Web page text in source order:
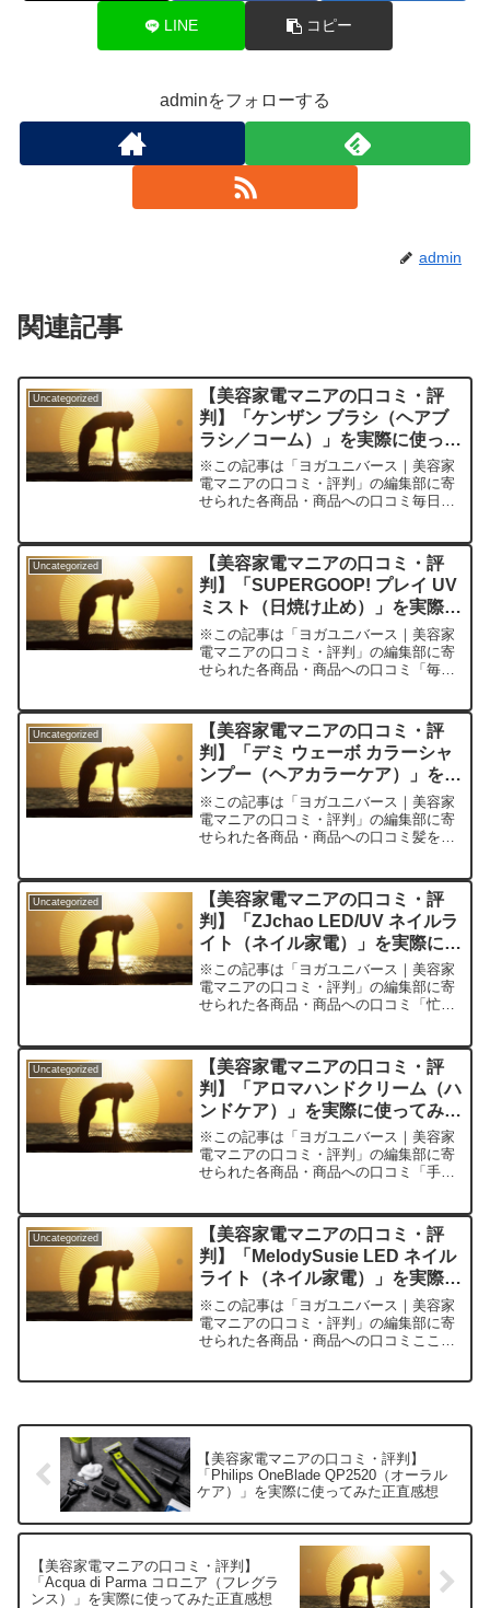
LINE コピー
adminをフォローする
admin
関連記事
Uncategorized
【美容家電マニアの口コミ・評
判】「ケンザン ブラシ（ヘアブ
ラシ／コーム）」を実際に使って
みた正直感想
※この記事は「ヨガユニバース｜美容家
電マニアの口コミ・評判」の編集部に寄
せられた各商品・商品への口コミ毎日の
ん。「美容に気をつかっているのに、何
をしても髪がパサつく」「...
Uncategorized
【美容家電マニアの口コミ・評
判】「SUPERGOOP! プレイ UV
ミスト（日焼け止め）」を実際に
使ってみた正直感想
※この記事は「ヨガユニバース｜美容家
電マニアの口コミ・評判」の編集部に寄
せられた各商品・商品への口コミ「毎日
お手軽日焼け止めミストの新基準日焼け
止めといえば、ベタつき...
Uncategorized
【美容家電マニアの口コミ・評
判】「デミ ウェーボ カラーシャ
ンプー（ヘアカラーケア）」を実
際に使ってみた正直感想
※この記事は「ヨガユニバース｜美容家
電マニアの口コミ・評判」の編集部に寄
せられた各商品・商品への口コミ髪を染
んか？せっかく美容室でお気に入りのカ
ラーにしたのに、あっとい...
Uncategorized
【美容家電マニアの口コミ・評
判】「ZJchao LED/UV ネイルラ
イト（ネイル家電）」を実際に使
ってみた正直感想
※この記事は「ヨガユニバース｜美容家
電マニアの口コミ・評判」の編集部に寄
せられた各商品・商品への口コミ「忙し
声に応えてくれる噂のネイル家電
『ZJchao LED/UV ...
Uncategorized
【美容家電マニアの口コミ・評
判】「アロマハンドクリーム（ハ
ンドケア）」を実際に使ってみた
正直感想
※この記事は「ヨガユニバース｜美容家
電マニアの口コミ・評判」の編集部に寄
せられた各商品・商品への口コミ「手の
るなら、ただ保湿するだけじゃなくて、
気分も上がるアイテムが欲...
Uncategorized
【美容家電マニアの口コミ・評
判】「MelodySusie LED ネイル
ライト（ネイル家電）」を実際に
使ってみた正直感想
※この記事は「ヨガユニバース｜美容家
電マニアの口コミ・評判」の編集部に寄
せられた各商品・商品への口コミここ数
【美容家電マニアの口コミ・評判】
「Philips OneBlade QP2520（オーラル
ケア）」を実際に使ってみた正直感想
【美容家電マニアの口コミ・評判】
「Acqua di Parma コロニア（フレグラ
ンス）」を実際に使ってみた正直感想